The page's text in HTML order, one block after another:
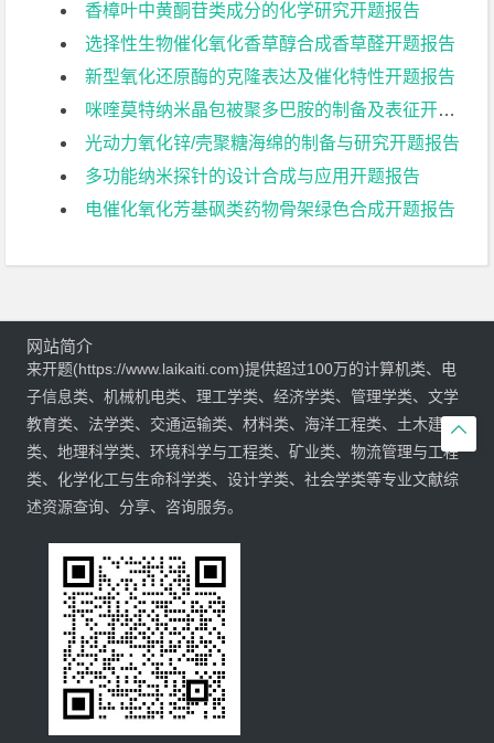
香樟叶中黄酮苷类成分的化学研究开题报告
选择性生物催化氧化香草醇合成香草醛开题报告
新型氧化还原酶的克隆表达及催化特性开题报告
咪喹莫特纳米晶包被聚多巴胺的制备及表征开题报告
光动力氧化锌/壳聚糖海绵的制备与研究开题报告
多功能纳米探针的设计合成与应用开题报告
电催化氧化芳基砜类药物骨架绿色合成开题报告

网站简介
来开题(https://www.laikaiti.com)提供超过100万的计算机类、电
子信息类、机械机电类、理工学类、经济学类、管理学类、文学
教育类、法学类、交通运输类、材料类、海洋工程类、土木建筑
类、地理科学类、环境科学与工程类、矿业类、物流管理与工程
类、化学化工与生命科学类、设计学类、社会学类等专业文献综
述资源查询、分享、咨询服务。